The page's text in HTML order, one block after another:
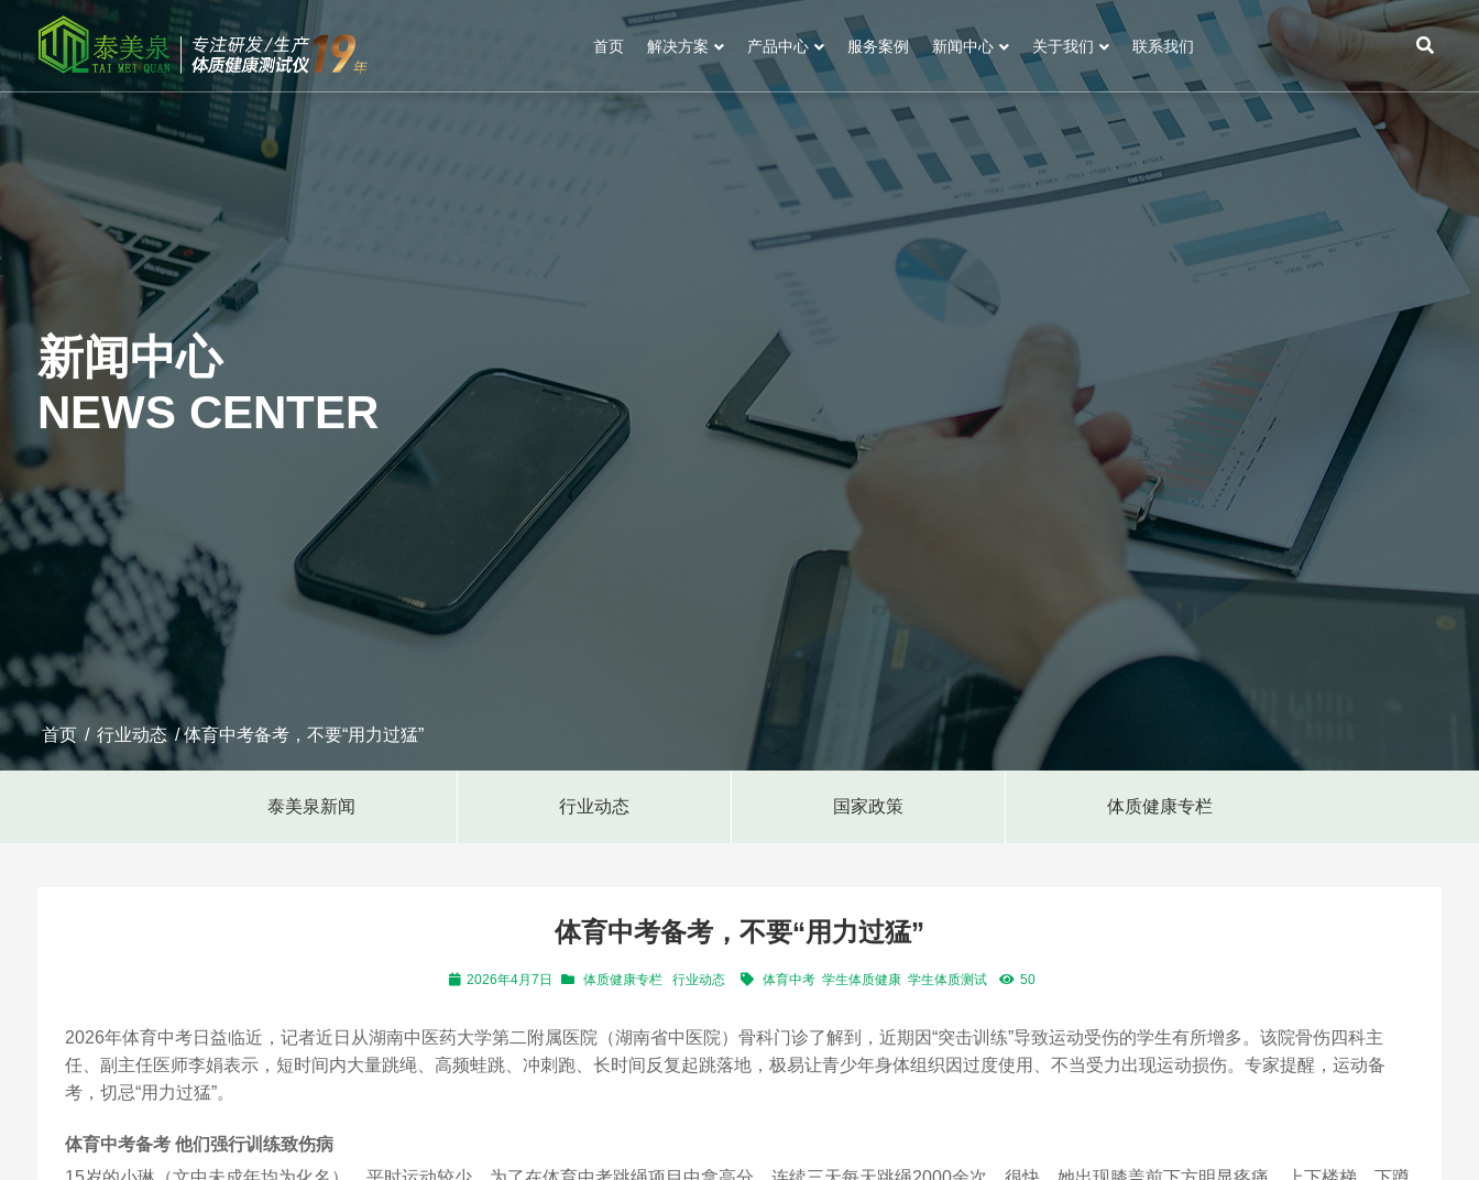
首页 解决方案 产品中心 服务案例 新闻中心 关于我们 联系我们
新闻中心
NEWS CENTER
首页 / 行业动态/ 体育中考备考，不要“用力过猛”
泰美泉新闻 行业动态 国家政策 体质健康专栏
体育中考备考，不要“用力过猛”
2026年4月7日 体质健康专栏 行业动态 体育中考 学生体质健康 学生体质测试 50
2026年体育中考日益临近，记者近日从湖南中医药大学第二附属医院（湖南省中医院）骨科门诊了解到，近期因“突击训练”导致运动受伤的学生有所增多。该院骨伤四科主
任、副主任医师李娟表示，短时间内大量跳绳、高频蛙跳、冲刺跑、长时间反复起跳落地，极易让青少年身体组织因过度使用、不当受力出现运动损伤。专家提醒，运动备
考，切忌“用力过猛”。
体育中考备考 他们强行训练致伤病